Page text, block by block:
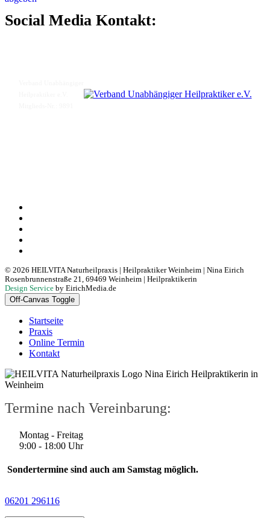
Social Media Kontakt:
© 2026 HEILVITA Naturheilpraxis | Heilpraktiker Weinheim | Nina Eirich
Rosenbrunnenstraße 21, 69469 Weinheim | Heilpraktikerin
Design Service by EirichMedia.de
Off-Canvas Toggle
Startseite
Praxis
Online Termin
Kontakt
Termine nach Vereinbarung:
Montag - Freitag
9:00 - 18:00 Uhr
Sondertermine sind auch am Samstag möglich.
06201 296116